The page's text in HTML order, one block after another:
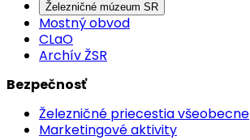
Železničné múzeum SR
Mostný obvod
CLaO
Archív ŽSR
Bezpečnosť
Železničné priecestia všeobecne
Marketingové aktivity